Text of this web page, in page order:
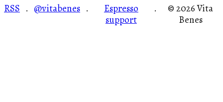
RSS · @vitabenes · Espresso
support
· © 2026 Vita
Benes